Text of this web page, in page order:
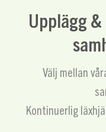
Upplägg
Välj mellan
Kontinuerlig